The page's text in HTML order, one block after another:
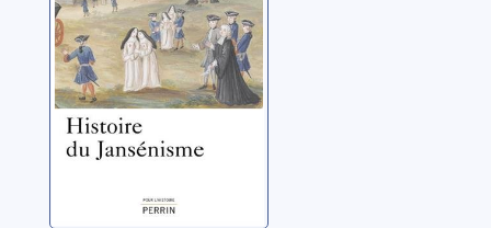
Cottret, Monique